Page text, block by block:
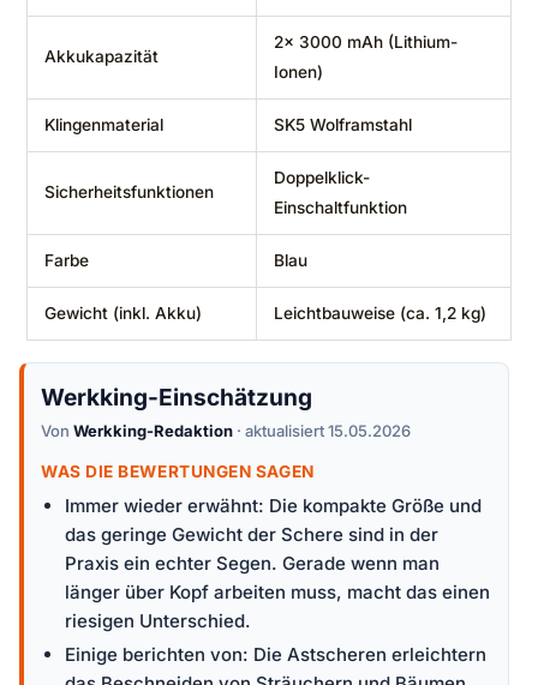
Akkukapazität
2x 3000 mAh (Lithium-
Ionen)
Klingenmaterial SK5 Wolframstahl
Sicherheitsfunktionen
Doppelklick-
Einschaltfunktion
Farbe Blau
Gewicht (inkl. Akku) Leichtbauweise (ca. 1,2 kg)
Werkking-Einschätzung
Von Werkking-Redaktion · aktualisiert 15.05.2026
WAS DIE BEWERTUNGEN SAGEN
Immer wieder erwähnt: Die kompakte Größe und
das geringe Gewicht der Schere sind in der
Praxis ein echter Segen. Gerade wenn man
länger über Kopf arbeiten muss, macht das einen
riesigen Unterschied.
Einige berichten von: Die Astscheren erleichtern